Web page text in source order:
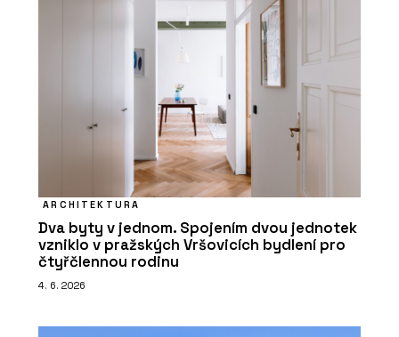
ARCHITEKTURA
Dva byty v jednom. Spojením dvou jednotek
vzniklo v pražských Vršovicích bydlení pro
čtyřčlennou rodinu
4. 6. 2026